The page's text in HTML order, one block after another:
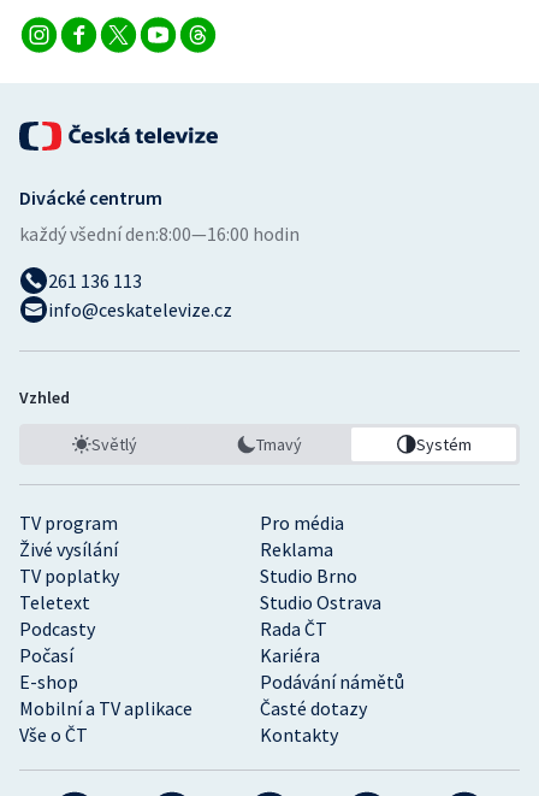
TV program
Pro média
Živé vysílání
Reklama
TV poplatky
Studio Brno
Teletext
Studio Ostrava
Podcasty
Rada ČT
Počasí
Kariéra
E-shop
Podávání námětů
Mobilní a TV aplikace
Časté dotazy
Vše o ČT
Kontakty
Divácké centrum
každý všední den:8:00—16:00 hodin
261 136 113
info@ceskatelevize.cz
Vzhled
Světlý Tmavý Systém